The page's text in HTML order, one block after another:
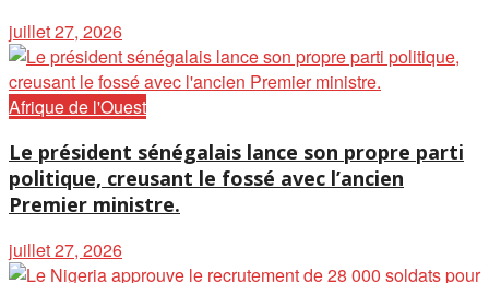
juillet 27, 2026
Afrique de l'Ouest
Le président sénégalais lance son propre parti
politique, creusant le fossé avec l’ancien
Premier ministre.
juillet 27, 2026